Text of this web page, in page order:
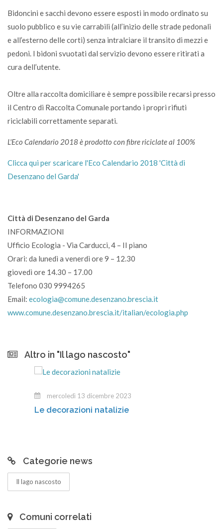
Bidoncini e sacchi devono essere esposti in modo ordinato su
suolo pubblico e su vie carrabili (all’inizio delle strade pedonali
e all’esterno delle corti) senza intralciare il transito di mezzi e
pedoni. I bidoni svuotati dal servizio devono essere ritirati a
cura dell’utente.
Oltre alla raccolta domiciliare è sempre possibile recarsi presso
il Centro di Raccolta Comunale portando i propri rifiuti
riciclabili correttamente separati.
L'Eco Calendario 2018 è prodotto con fibre riciclate al 100%
Clicca qui per scaricare l'Eco Calendario 2018 'Città di
Desenzano del Garda'
Città di Desenzano del Garda
INFORMAZIONI
Ufficio Ecologia - Via Carducci, 4 – II piano
Orari: da lunedì a venerdì ore 9 – 12.30
giovedì ore 14.30 – 17.00
Telefono 030 9994265
Email: ecologia@comune.desenzano.brescia.it
www.comune.desenzano.brescia.it/italian/ecologia.php
Altro in "Il lago nascosto"
mercoledì 13 dicembre 2023
Le decorazioni natalizie
Categorie news
Il lago nascosto
Comuni correlati